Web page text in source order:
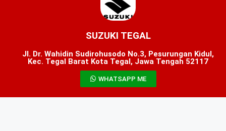
SUZUKI TEGAL
Jl. Dr. Wahidin Sudirohusodo No.3, Pesurungan Kidul,
Kec. Tegal Barat Kota Tegal, Jawa Tengah 52117
WHATSAPP ME